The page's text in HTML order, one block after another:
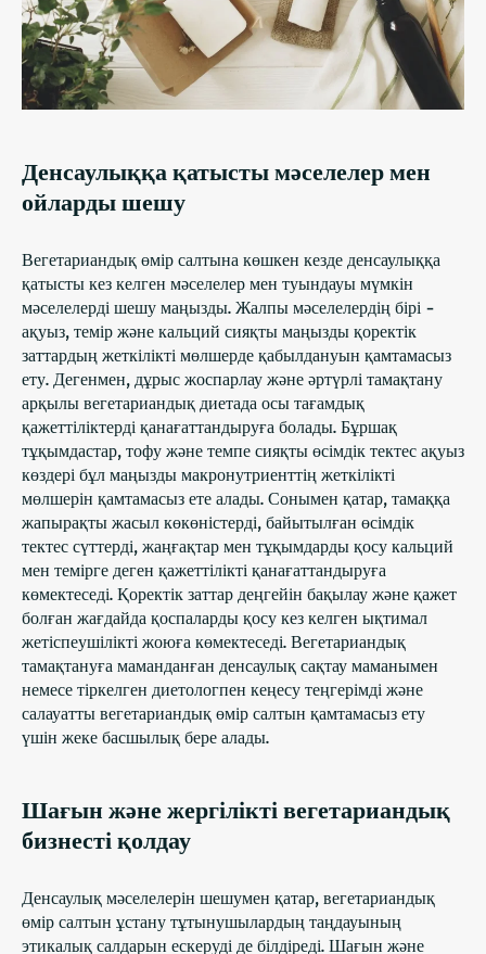
Денсаулыққа қатысты мәселелер мен
ойларды шешу
Вегетариандық өмір салтына көшкен кезде денсаулыққа
қатысты кез келген мәселелер мен туындауы мүмкін
мәселелерді шешу маңызды. Жалпы мәселелердің бірі -
ақуыз, темір және кальций сияқты маңызды қоректік
заттардың жеткілікті мөлшерде қабылдануын қамтамасыз
ету. Дегенмен, дұрыс жоспарлау және әртүрлі тамақтану
арқылы вегетариандық диетада осы тағамдық
қажеттіліктерді қанағаттандыруға болады. Бұршақ
тұқымдастар, тофу және темпе сияқты өсімдік тектес ақуыз
көздері бұл маңызды макронутриенттің жеткілікті
мөлшерін қамтамасыз ете алады. Сонымен қатар, тамаққа
жапырақты жасыл көкөністерді, байытылған өсімдік
тектес сүттерді, жаңғақтар мен тұқымдарды қосу кальций
мен темірге деген қажеттілікті қанағаттандыруға
көмектеседі. Қоректік заттар деңгейін бақылау және қажет
болған жағдайда қоспаларды қосу кез келген ықтимал
жетіспеушілікті жоюға көмектеседі. Вегетариандық
тамақтануға маманданған денсаулық сақтау маманымен
немесе тіркелген диетологпен кеңесу теңгерімді және
салауатты вегетариандық өмір салтын қамтамасыз ету
үшін жеке басшылық бере алады.
Шағын және жергілікті вегетариандық
бизнесті қолдау
Денсаулық мәселелерін шешумен қатар, вегетариандық
өмір салтын ұстану тұтынушылардың таңдауының
этикалық салдарын ескеруді де білдіреді. Шағын және